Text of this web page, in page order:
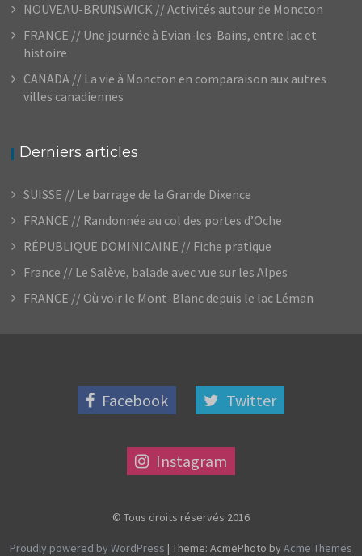
NOUVEAU-BRUNSWICK // Activités autour de Moncton
FRANCE // Une journée à Evian-les-Bains, entre lac et
histoire
CANADA // La vie à Moncton en comparaison aux autres
villes canadiennes
Derniers articles
SUISSE // Le barrage de la Grande Dixence
FRANCE // Randonnée au col des portes d’Oche
RÉPUBLIQUE DOMINICAINE // Fiche pratique
France // Le Salève, balade avec vue sur les Alpes
FRANCE // Où voir le Mont-Blanc depuis le lac Léman
Facebook Twitter
Instagram
© Tous droits réservés 2016
Proudly powered by WordPress | Theme: AcmePhoto by Acme Themes